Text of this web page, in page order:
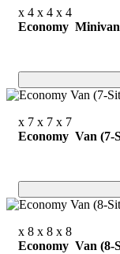
x 4 x 4 x 4
Economy Minivan
x 7 x 7 x 7
Economy Van (7-
x 8 x 8 x 8
Economy Van (8-